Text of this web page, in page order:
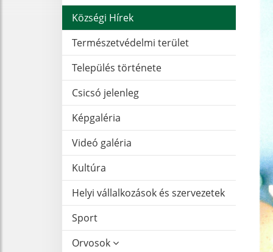
Községi Hírek
Természetvédelmi terület
Település története
Csicsó jelenleg
Képgaléria
Videó galéria
Kultúra
Helyi vállalkozások és szervezetek
Sport
Orvosok